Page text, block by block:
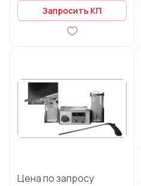
Запросить КП
Цена по запросу